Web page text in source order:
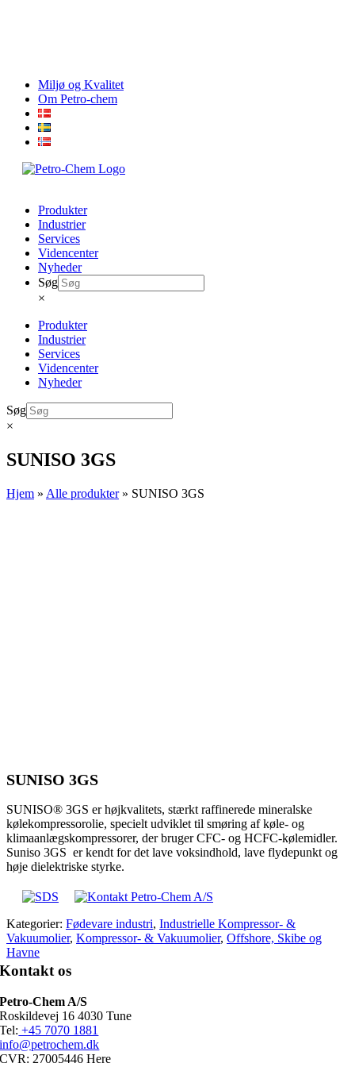
content
Miljø og Kvalitet
Om Petro-chem
Produkter
Industrier
Services
Videncenter
Nyheder
Søg
×
Produkter
Industrier
Services
Videncenter
Nyheder
Søg
×
SUNISO 3GS
Hjem » Alle produkter» SUNISO 3GS
SUNISO 3GS
SUNISO® 3GS er højkvalitets, stærkt raffinerede mineralske
kølekompressorolie, specielt udviklet til smøring af køle- og
klimaanlægskompressorer, der bruger CFC- og HCFC-kølemidler.
Suniso 3GS er kendt for det lave voksindhold, lave flydepunkt og
høje dielektriske styrke.
Kategorier: Fødevare industri, Industrielle Kompressor- &
Vakuumolier, Kompressor- & Vakuumolier, Offshore, Skibe og
Havne
Kontakt os
Petro-Chem A/S
Roskildevej 16 4030 Tune
Tel: +45 7070 1881
info@petrochem.dk
CVR: 27005446 Here